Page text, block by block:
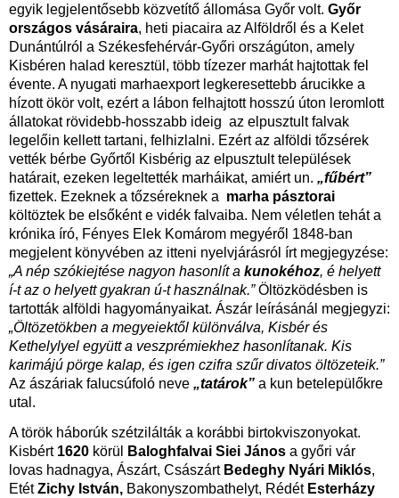
egyik legjelentősebb közvetítő állomása Győr volt. Győr
országos vásáraira, heti piacaira az Alföldről és a Kelet
Dunántúlról a Székesfehérvár-Győri országúton, amely
Kisbéren halad keresztül, több tízezer marhát hajtottak fel
évente. A nyugati marhaexport legkeresettebb árucikke a
hízott ökör volt, ezért a lábon felhajtott hosszú úton leromlott
állatokat rövidebb-hosszabb ideig az elpusztult falvak
legelőin kellett tartani, felhizlalni. Ezért az alföldi tőzsérek
vették bérbe Győrtől Kisbérig az elpusztult települések
határait, ezeken legeltették marháikat, amiért un. „fűbért”
fizettek. Ezeknek a tőzséreknek a marha pásztorai
költöztek be elsőként e vidék falvaiba. Nem véletlen tehát a
krónika író, Fényes Elek Komárom megyéről 1848-ban
megjelent könyvében az itteni nyelvjárásról írt megjegyzése:
„A nép szókiejtése nagyon hasonlít a kunokéhoz, é helyett
í-t az o helyett gyakran ú-t használnak.”Öltözködésben is
tartották alföldi hagyományaikat. Ászár leírásánál megjegyzi:
„Öltözetökben a megyeiektől különválva, Kisbér és
Kethelylyel együtt a veszprémiekhez hasonlítanak. Kis
karimájú pörge kalap, és igen czifra szűr divatos öltözeteik.”
Az ászáriak falucsúfoló neve „tatárok” a kun betelepülőkre
utal.
A török háborúk szétzilálták a korábbi birtokviszonyokat.
Kisbért 1620 körül Baloghfalvai Siei János a győri vár
lovas hadnagya, Ászárt, CsászártBedeghy Nyári Miklós,
EtétZichy István, Bakonyszombathelyt, Rédét Esterházy